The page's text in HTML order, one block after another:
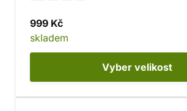
999 Kč
skladem
Vyber velikost